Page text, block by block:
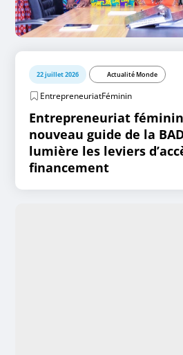
22 juillet 2026 Actualité Monde
EntrepreneuriatFéminin
Entrepreneuriat
nouveau guide de la
lumière les leviers
financement